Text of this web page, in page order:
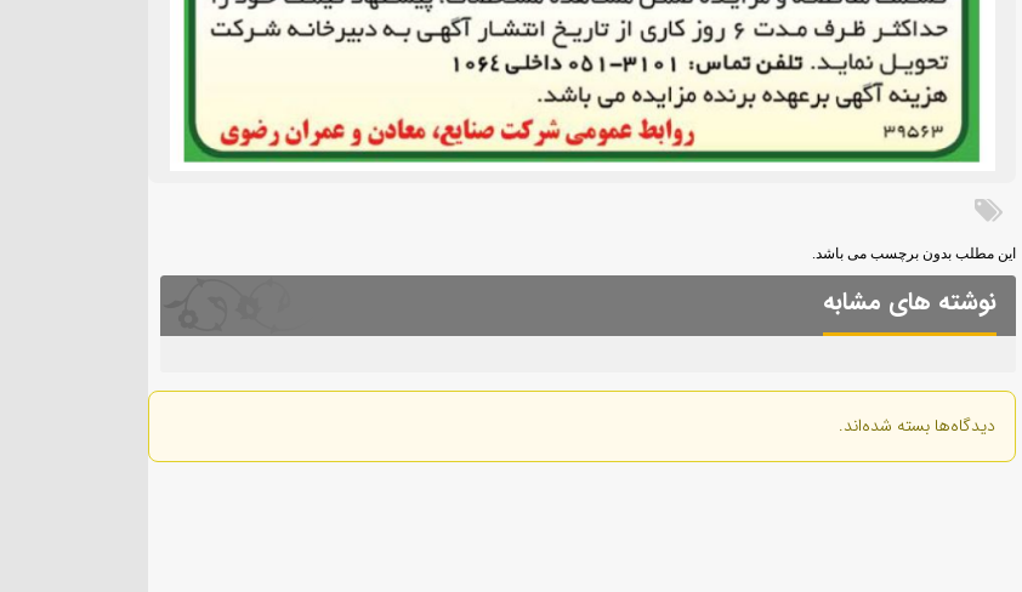
این مطلب بدون برچسب می باشد.
نوشته های مشابه
دیدگاه‌ها بسته شده‌اند.